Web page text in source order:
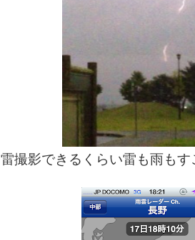
雷撮影できるくらい雷も雨も